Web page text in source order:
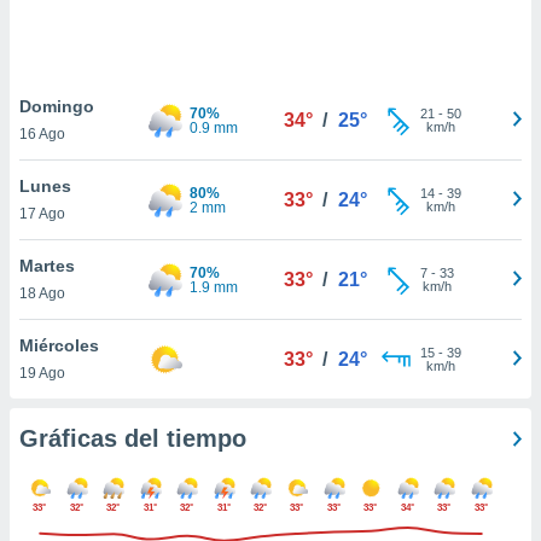
únicos
similares
como
sitio
de
posible
en
a lo que
Para
su
Domingo
16 Ago
70%
0.9 mm
34° / 25° 21 - 50
km/h
Lunes
17 Ago
80%
2 mm
33° / 24° 14- 39
km/h
Martes
18 Ago
70%
1.9 mm
33° / 21° 7- 33
km/h
Miércoles
19 Ago
33° / 24° 15- 39
km/h
Gráficas del tiempo
33° 32° 32° 31° 32° 31° 32° 33° 33° 33° 34° 33° 33°